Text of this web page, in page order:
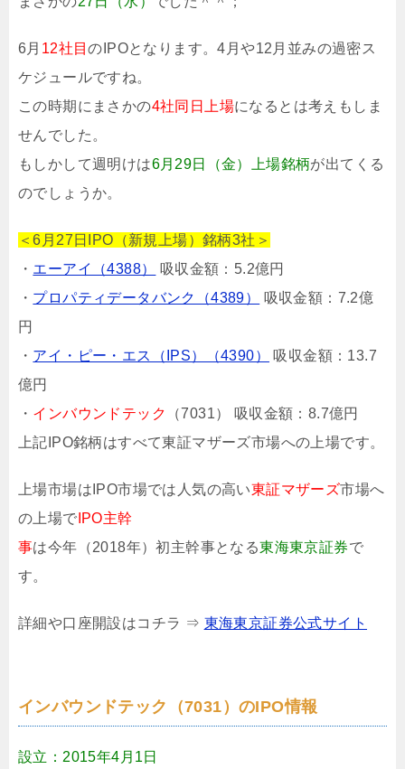
6月 12社目のIPOとなります。4月や12月並みの過密ス
ケジュールですね。
この時期にまさかの4社同日上場になるとは考えもしま
せんでした。
もしかして週明けは6月29日（金）上場銘柄が出てくる
のでしょうか。
＜6月27日IPO（新規上場）銘柄3社＞
・ エーアイ（4388）
吸収金額：5.2億円
・ プロパティデータバンク（4389）
吸収金額：7.2億
円
・ アイ・ピー・エス（IPS）（4390）
吸収金額：13.7
億円
・ インバウンドテック
（7031） 吸収金額：8.7億円
上記IPO銘柄はすべて東証マザーズ市場への上場です。
上場市場はIPO市場では人気の高い東証マザーズ市場へ
の上場で IPO主幹
事は今年（2018年）初主幹事となる東海東京証券で
す。
詳細や口座開設はコチラ ⇒ 東海東京証券公式サイト
インバウンドテック（7031）のIPO情報
設立：2015年4月1日